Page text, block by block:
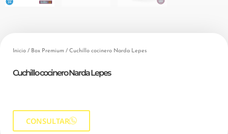
Inicio / Box Premium / Cuchillo cocinero Narda Lepes
Cuchillo cocinero Narda Lepes
CONSULTAR